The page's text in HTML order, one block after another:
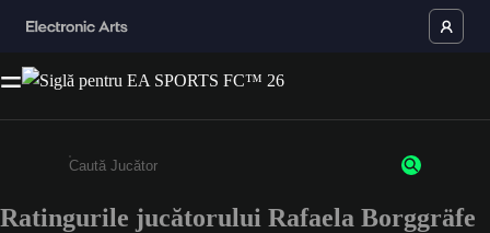
Enter a minimum of 3 characters or numbers
Ratingurile jucătorului Rafaela Borggräfe